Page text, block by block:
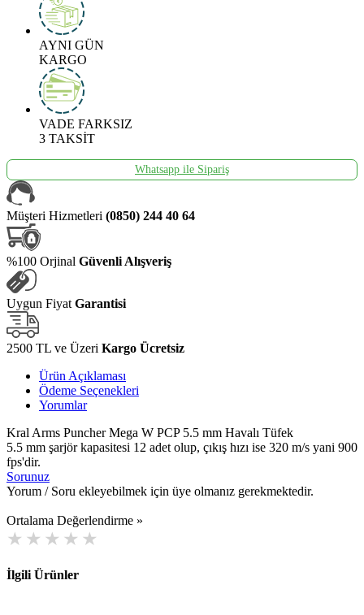
AYNI GÜN
KARGO
VADE FARKSIZ
3 TAKSİT
Whatsapp ile Sipariş
Müşteri Hizmetleri (0850) 244 40 64
%100 Orjinal Güvenli Alışveriş
Uygun Fiyat Garantisi
2500 TL ve Üzeri Kargo Ücretsiz
Ürün Açıklaması
Ödeme Seçenekleri
Yorumlar
Kral Arms Puncher Mega W PCP 5.5 mm Havalı Tüfek
5.5 mm şarjör kapasitesi 12 adet olup, çıkış hızı ise 320 m/s yani 900
fps'dir.
Sorunuz
Yorum / Soru ekleyebilmek için üye olmanız gerekmektedir.
Ortalama Değerlendirme »
İlgili Ürünler